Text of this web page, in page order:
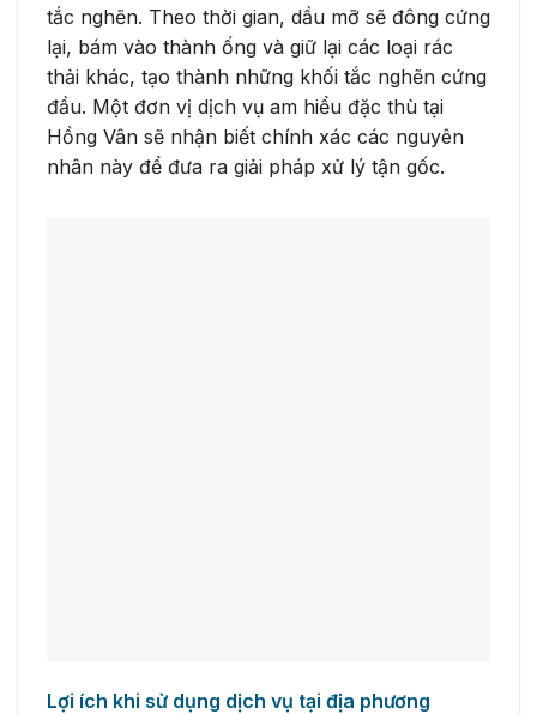
tắc nghẽn. Theo thời gian, dầu mỡ sẽ đông cứng
lại, bám vào thành ống và giữ lại các loại rác
thải khác, tạo thành những khối tắc nghẽn cứng
đầu. Một đơn vị dịch vụ am hiểu đặc thù tại
Hồng Vân sẽ nhận biết chính xác các nguyên
nhân này để đưa ra giải pháp xử lý tận gốc.
Lợi ích khi sử dụng dịch vụ tại địa phương